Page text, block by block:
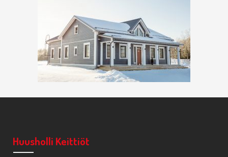
Huusholli Keittiöt